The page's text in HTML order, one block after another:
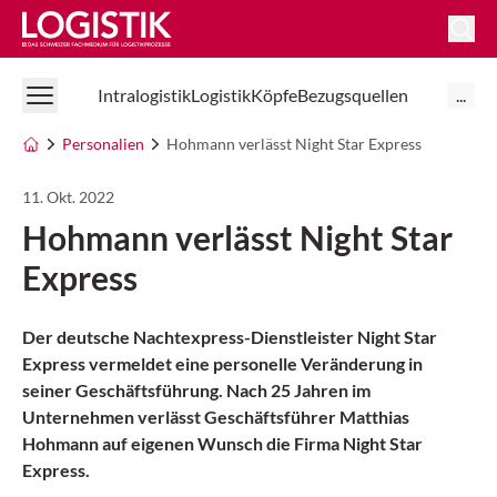
Logistik Online
IntralogistikLogistikKöpfeBezugsquellen ...
Personalien Hohmann verlässt Night Star Express
11. Okt. 2022
Hohmann verlässt Night Star
Express
Der deutsche Nachtexpress-Dienstleister Night Star
Express vermeldet eine personelle Veränderung in
seiner Geschäftsführung. Nach 25 Jahren im
Unternehmen verlässt Geschäftsführer Matthias
Hohmann auf eigenen Wunsch die Firma Night Star
Express.